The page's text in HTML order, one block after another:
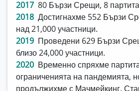
2017 80 Бързи Срещи, 8
2018 Достигнахме 552 Бързи
над 21,000 участници.
2019 Проведени 629 Бързи
близо 24,000 участници.
2020 Временно спряхме
ограниченията на пандемията,
продължихме с Мачмейкинг.